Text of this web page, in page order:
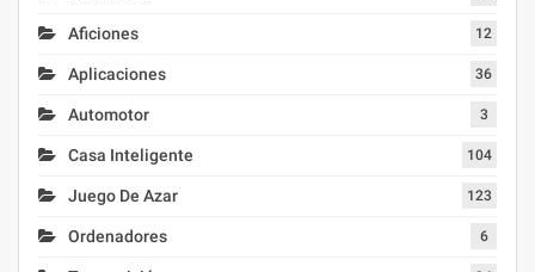
Aficiones 12
Aplicaciones 36
Automotor 3
Casa Inteligente 104
Juego De Azar 123
Ordenadores 6